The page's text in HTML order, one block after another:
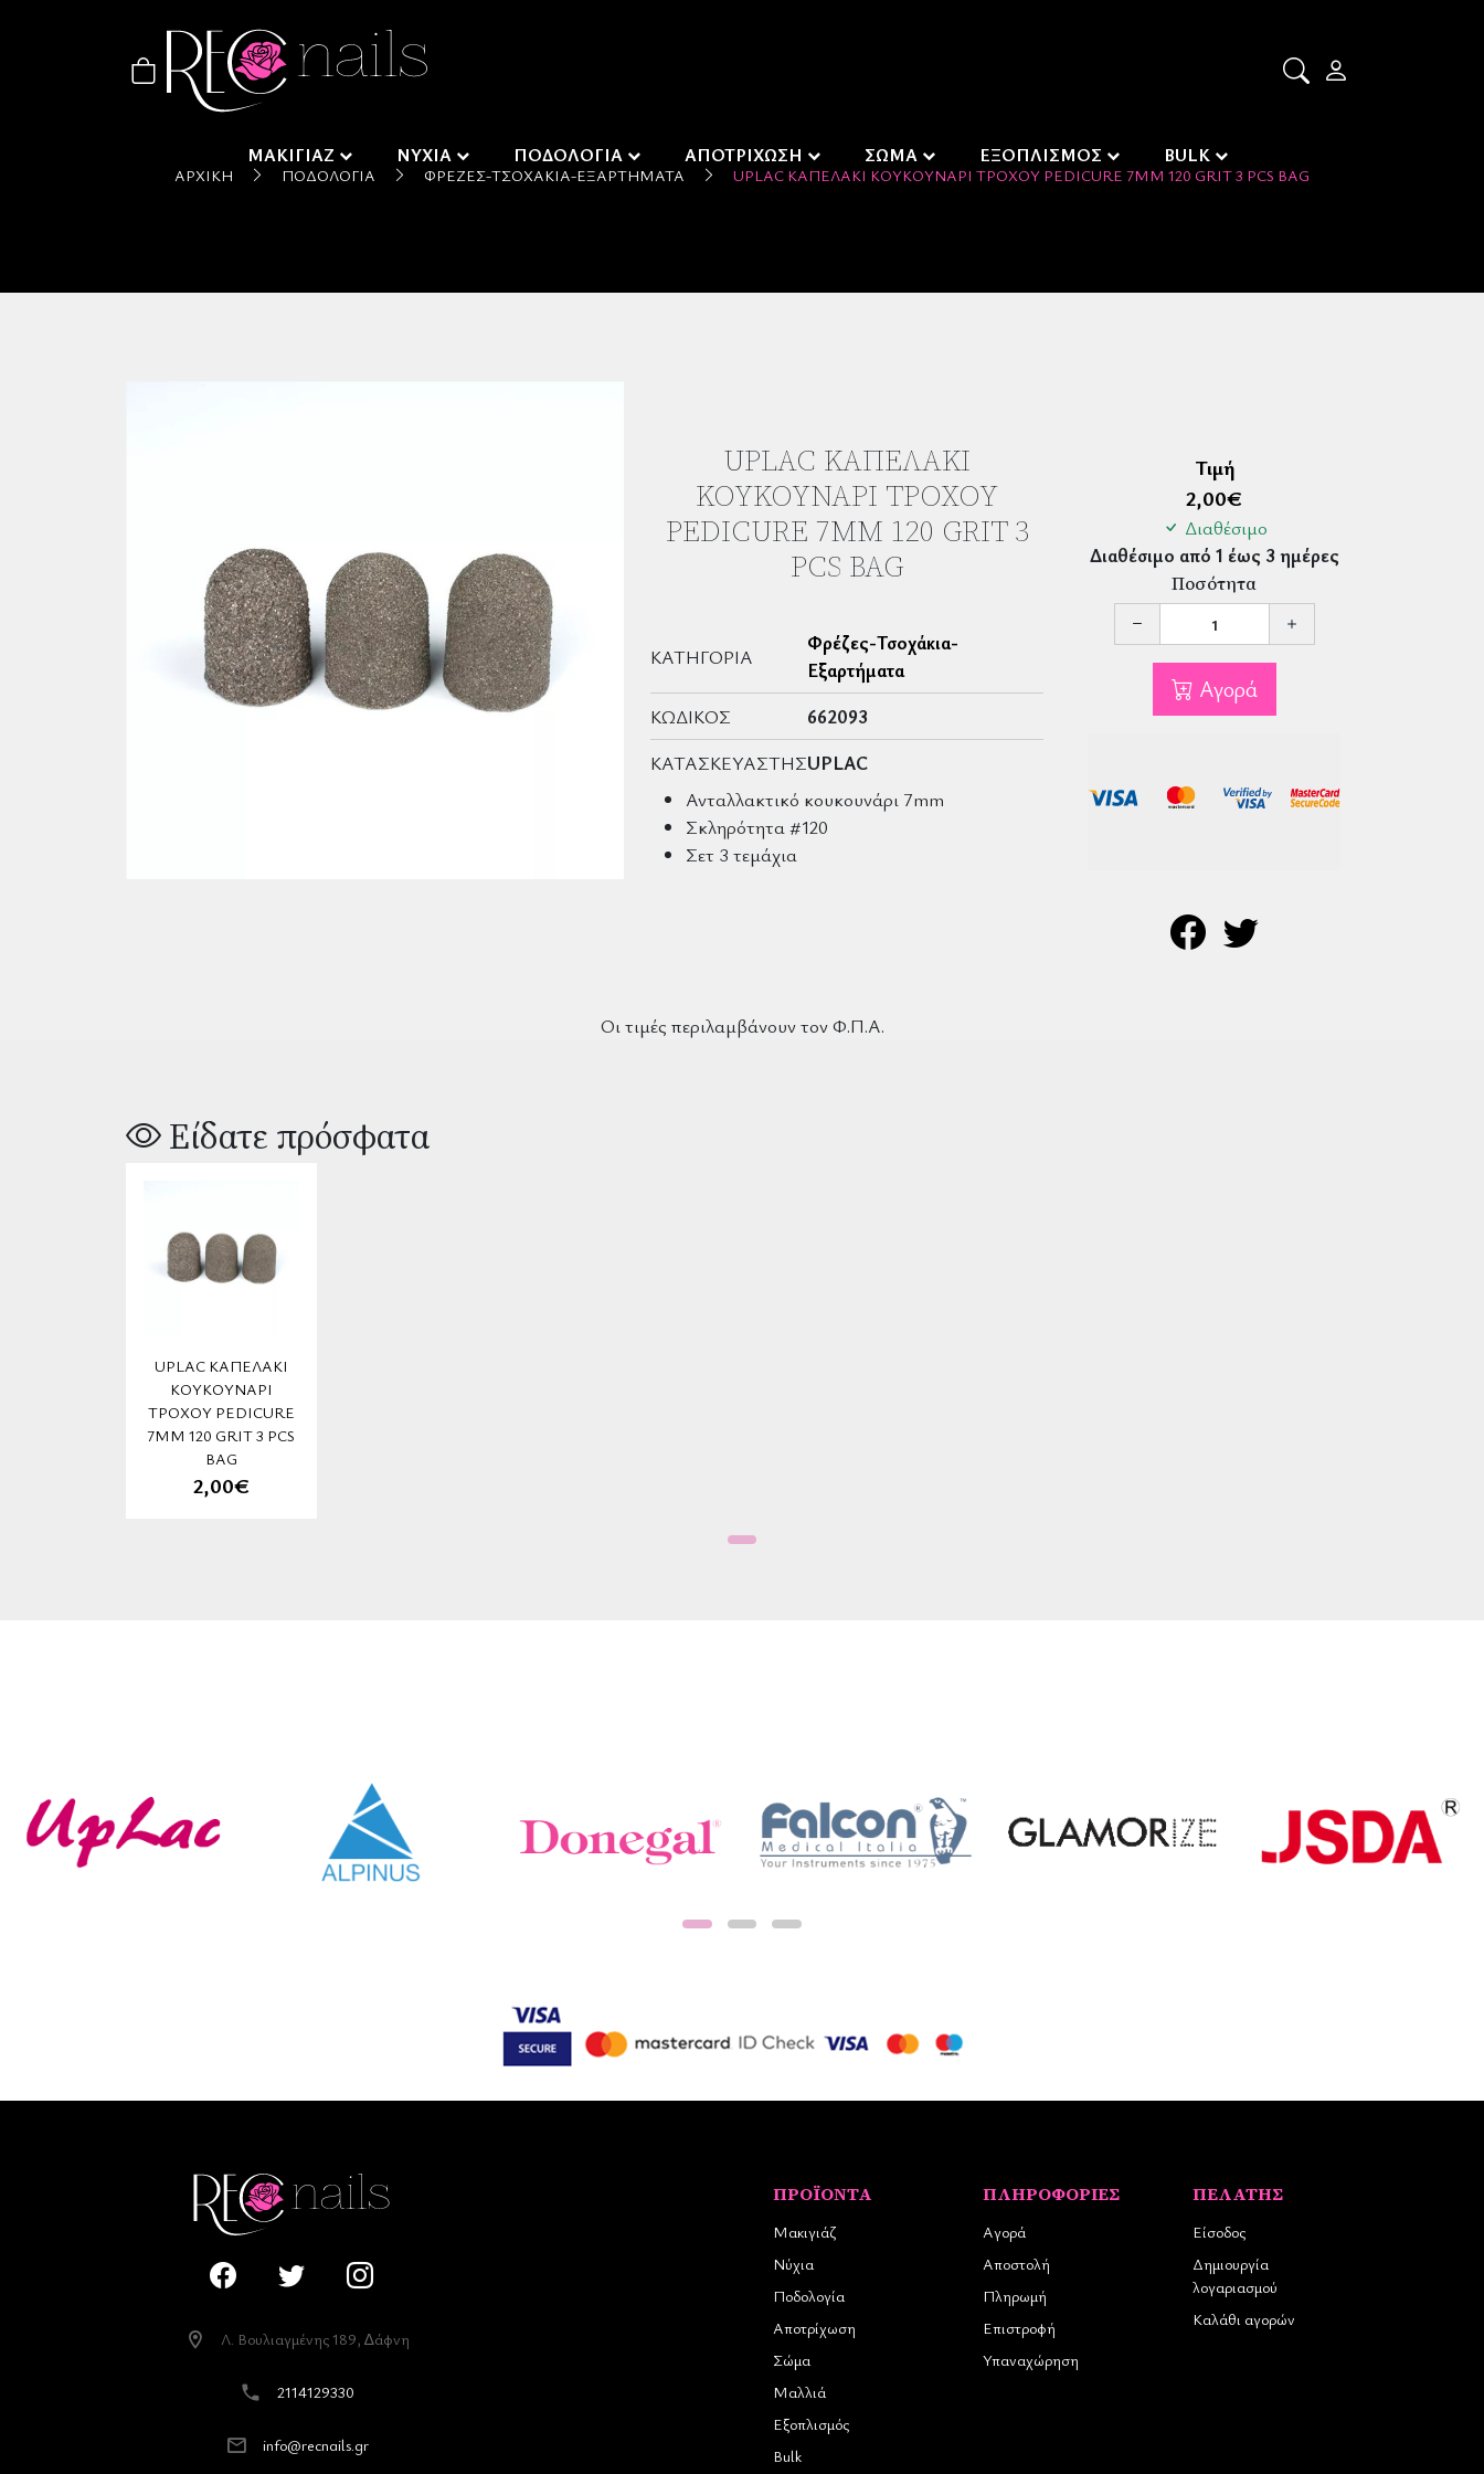
ΜΑΚΙΓΙΑΖ ΝΥΧΙΑ ΠΟΔΟΛΟΓΙΑ ΑΠΟΤΡΙΧΩΣΗ ΣΩΜΑ ΕΞΟΠΛΙΣΜΟΣ BULK
ΑΡΧΙΚΉ ΠΟΔΟΛΟΓΊΑ ΦΡΈΖΕΣ-ΤΣΟΧΆΚΙΑ-ΕΞΑΡΤΉΜΑΤΑ UPLAC ΚΑΠΕΛΆΚΙ ΚΟΥΚΟΥΝΆΡΙ ΤΡΟΧΟΎ PEDICURE 7MM 120 GRIT 3 PCS BAG
UPLAC ΚΑΠΕΛΆΚΙ
ΚΟΥΚΟΥΝΆΡΙ ΤΡΟΧΟΎ
PEDICURE 7MM 120 GRIT 3
PCS BAG
ΚΑΤΗΓΟΡΊΑ
Φρέζες-Τσοχάκια-
Εξαρτήματα
ΚΩΔΙΚΌΣ
662093
ΚΑΤΑΣΚΕΥΑΣΤΉΣUPLAC
Ανταλλακτικό κουκουνάρι 7mm
Σκληρότητα #120
Σετ 3 τεμάχια
Τιμή
2,00€
Διαθέσιμο
Διαθέσιμο από 1 έως 3 ημέρες
Ποσότητα
Αγορά
Οι τιμές περιλαμβάνουν τον Φ.Π.Α.
Είδατε πρόσφατα
UPLAC ΚΑΠΕΛΆΚΙ
ΚΟΥΚΟΥΝΆΡΙ
ΤΡΟΧΟΎ PEDICURE
7MM 120 GRIT 3 PCS
BAG
2,00€
Λ. Βουλιαγµένης 189, ∆άφνη
2114129330
info@recnails.gr
ΠΡΟΪΌΝΤΑ
Μακιγιάζ
Νύχια
Ποδολογία
Αποτρίχωση
Σώμα
Μαλλιά
Εξοπλισμός
Bulk
ΠΛΗΡΟΦΟΡΊΕΣ
Αγορά
Αποστολή
Πληρωμή
Επιστροφή
Υπαναχώρηση
ΠΕΛΆΤΗΣ
Είσοδος
Δημιουργία
λογαριασμού
Καλάθι αγορών